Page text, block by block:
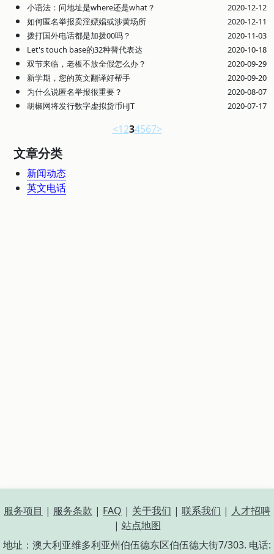
小语法：问地址是where还是what？
2020-12-12
如何匿名举报卖淫嫖娼或涉黄场所
2020-12-11
拨打国外电话都是加拨00吗？
2020-11-03
Let's touch base的32种替代表达
2020-10-18
双节来临，老板不放全假怎么办？
2020-09-29
新学期，您的英文翻译好帮手
2020-09-20
为什么说匿名举报很重要？
2020-08-07
胡椒网将发行数字虚拟货币HJT
2020-07-17
<1234567>
文章分类
新闻动态
英文电话
服务项目 | 服务条款 | FAQ | 关于我们 | 联系我们 | 人才招聘
| 站点地图
地址：澳大利亚维多利亚州伯伍德东区伯伍德大街7/303. 电话: